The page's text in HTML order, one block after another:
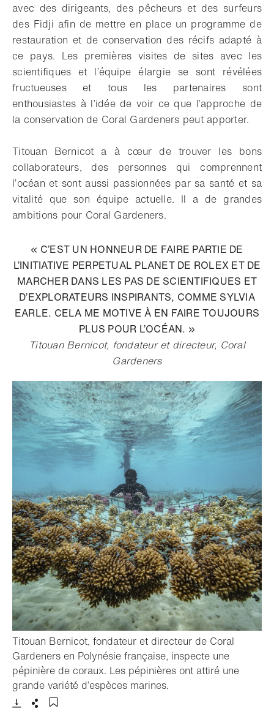
avec des dirigeants, des pêcheurs et des surfeurs
des Fidji afin de mettre en place un programme de
restauration et de conservation des récifs adapté à
ce pays. Les premières visites de sites avec les
scientifiques et l’équipe élargie se sont révélées
fructueuses et tous les partenaires sont
enthousiastes à l’idée de voir ce que l’approche de
la conservation de Coral Gardeners peut apporter.
Titouan Bernicot a à cœur de trouver les bons
collaborateurs, des personnes qui comprennent
l’océan et sont aussi passionnées par sa santé et sa
vitalité que son équipe actuelle. Il a de grandes
ambitions pour Coral Gardeners.
« C’EST UN HONNEUR DE FAIRE PARTIE DE
L’INITIATIVE PERPETUAL PLANET DE ROLEX ET DE
MARCHER DANS LES PAS DE SCIENTIFIQUES ET
D’EXPLORATEURS INSPIRANTS, COMME SYLVIA
EARLE. CELA ME MOTIVE À EN FAIRE TOUJOURS
PLUS POUR L’OCÉAN. »
Titouan Bernicot, fondateur et directeur, Coral
Gardeners
Titouan Bernicot, fondateur et directeur de Coral
Gardeners en Polynésie française, inspecte une
pépinière de coraux. Les pépinières ont attiré une
grande variété d’espèces marines.